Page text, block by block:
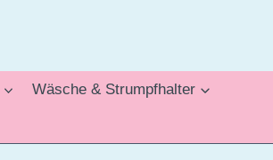
Wäsche & Strumpfhalter